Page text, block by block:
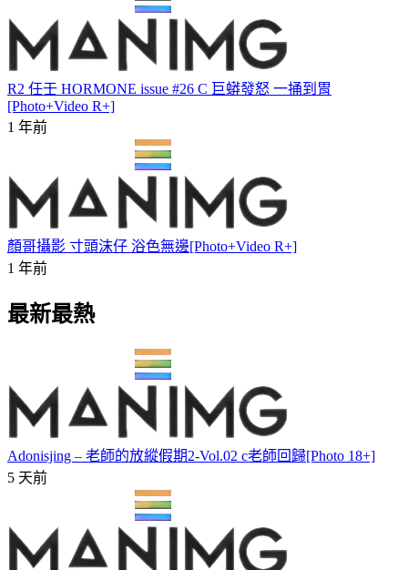
R2 任壬 HORMONE issue #26 C 巨蟒發怒 一捅到胃
[Photo+Video R+]
1 年前
顏哥攝影 寸頭沫仔 浴色無邊[Photo+Video R+]
1 年前
最新最熱
Adonisjing – 老師的放縱假期2-Vol.02 c老師回歸[Photo 18+]
5 天前